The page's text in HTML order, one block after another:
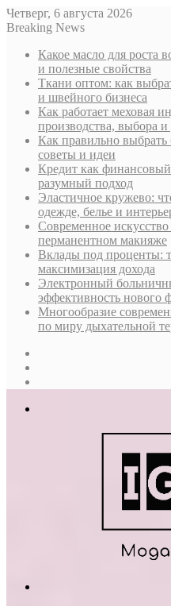
Четверг, 6 августа 2026
Breaking News
Какое масло для роста
и полезные свойства
Ткани оптом: как
и швейного бизнеса
Как работает меховая
производства, выбора
Как правильно выбрать
советы и идеи
Кредит как
разумный подход
Эластичное кружево:
одежде, белье и
Современное
перманентном макияже
Вклады под проценты:
максимизация дохода
Электронный
эффективность нового
Многообразие
по миру дыхательной